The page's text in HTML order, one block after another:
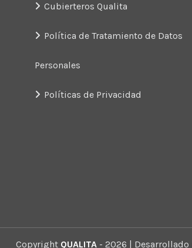
Cubierteros Qualita
Política de Tratamiento de Datos
Personales
Políticas de Privacidad
Copyright QUALITA - 2026 | Desarrollado